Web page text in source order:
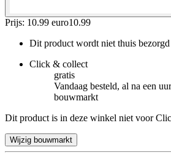
Prijs: 10.99 euro10.99
Dit product wordt niet thuis bezorgd
Click & collect
gratis
Vandaag besteld, al na een
bouwmarkt
Dit product is in deze winkel niet voor
Wijzig bouwmarkt